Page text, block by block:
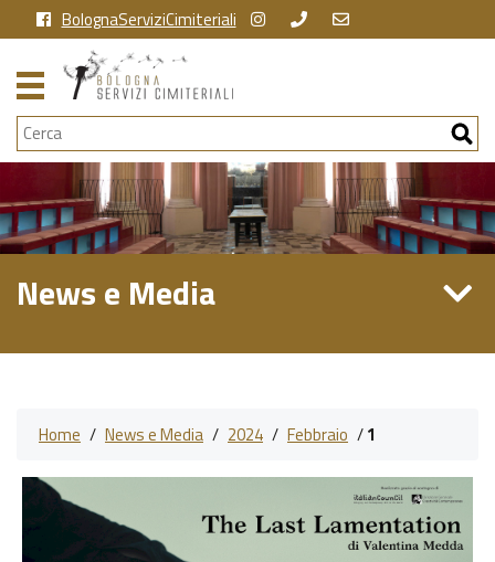
BolognaServiziCimiteriali
Cerca
News e Media
Home / News e Media / 2024 / Febbraio /1